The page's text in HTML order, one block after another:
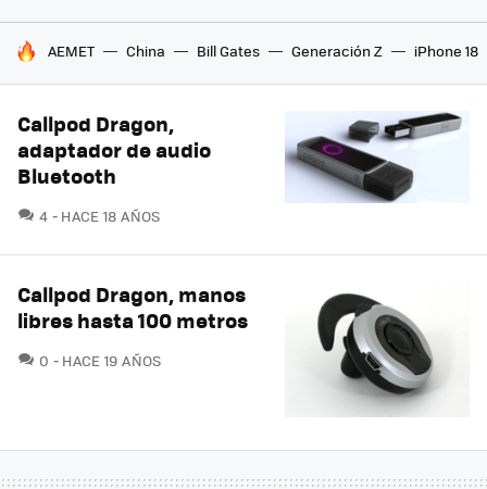
HOY SE HABLA DE
AEMET China Bill Gates Generación Z iPhone 18
Callpod Dragon,
adaptador de audio
Bluetooth
4 COMENTARIOS
HACE 18 AÑOS
Callpod Dragon, manos
libres hasta 100 metros
0 COMENTARIOS
HACE 19 AÑOS